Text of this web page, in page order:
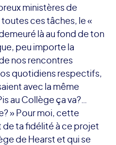
ministères de
ces tâches, le «
là au fond de ton
peu importe la
nos rencontres
quotidiens respectifs,
avec la même
au Collège ça va?…
» Pour moi, cette
ta fidélité à ce projet
de Hearst et qui se